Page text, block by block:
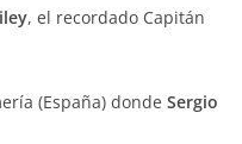
, el recordado Capitán
(España) donde Sergio